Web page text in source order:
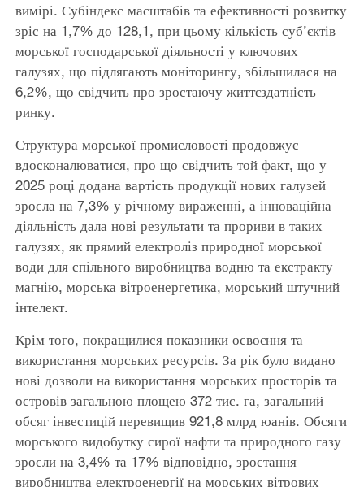
вимірі. Субіндекс масштабів та ефективності розвитку
зріс на 1,7% до 128,1, при цьому кількість суб’єктів
морської господарської діяльності у ключових
галузях, що підлягають моніторингу, збільшилася на
6,2%, що свідчить про зростаючу життєздатність
ринку.
Структура морської промисловості продовжує
вдосконалюватися, про що свідчить той факт, що у
2025 році додана вартість продукції нових галузей
зросла на 7,3% у річному вираженні, а інноваційна
діяльність дала нові результати та прориви в таких
галузях, як прямий електроліз природної морської
води для спільного виробництва водню та екстракту
магнію, морська вітроенергетика, морський штучний
інтелект.
Крім того, покращилися показники освоєння та
використання морських ресурсів. За рік було видано
нові дозволи на використання морських просторів та
островів загальною площею 372 тис. га, загальний
обсяг інвестицій перевищив 921,8 млрд юанів. Обсяги
морського видобутку сирої нафти та природного газу
зросли на 3,4% та 17% відповідно, зростання
виробництва електроенергії на морських вітрових